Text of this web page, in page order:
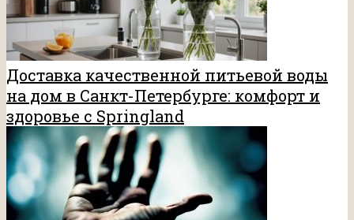
Доставка качественной питьевой воды
на дом в Санкт-Петербурге: комфорт и
здоровье с Springland